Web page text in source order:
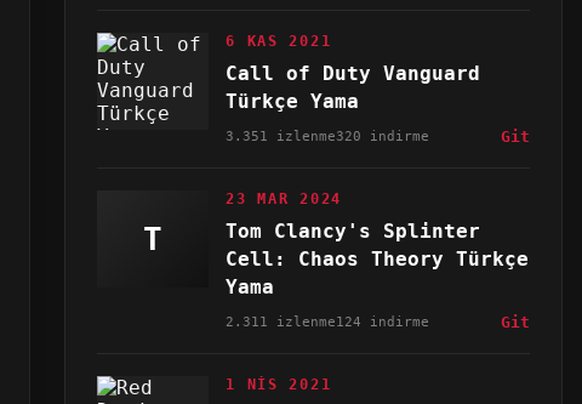
6 KAS 2021
Call of Duty Vanguard
Türkçe Yama
3.351 izlenme320 indirme Git
T
23 MAR 2024
Tom Clancy's Splinter
Cell: Chaos Theory Türkçe
Yama
2.311 izlenme124 indirme Git
1 NIS 2021